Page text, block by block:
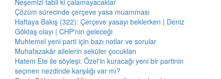
Neşemizi tabii ki çalamayacaklar
Çözüm sürecinde çerçeve yasa muamması
Haftaya Bakış (322): Çerçeve yasayı beklerken | Deniz
Göktaş olayı | CHP'nin geleceği
Muhtemel yeni parti için bazı notlar ve sorular
Muhafazakâr ailelerin seküler çocukları
Hatem Ete ile söyleşi: Özel'in kuracağı yeni bir partinin
seçmen nezdinde karşılığı var mı?